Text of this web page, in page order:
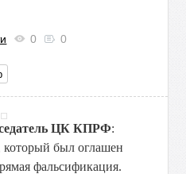
0 0
ЦК КПРФ:
который был оглашен
фальсификация.